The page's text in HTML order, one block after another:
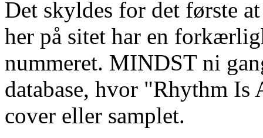
Det skyldes for det første
her på sitet har en
nummeret. MINDST ni
database, hvor "Rhythm Is
cover eller samplet.